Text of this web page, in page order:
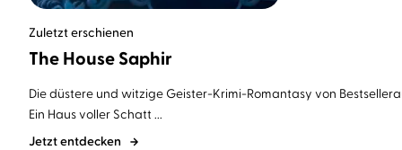
Zuletzt erschienen
The House Saphir
Die düstere und witzige Geister-Krimi-Romantasy von
Ein Haus voller Schatt ...
Jetzt entdecken